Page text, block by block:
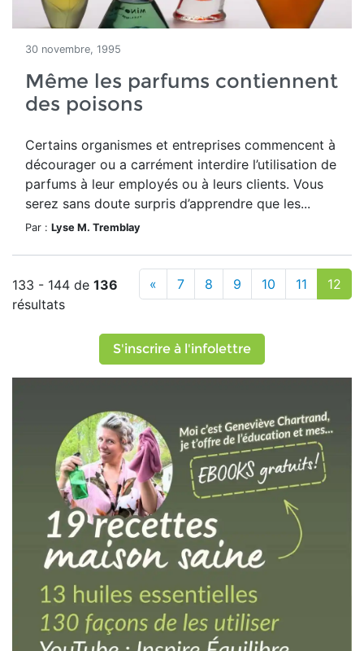
30 novembre, 1995
Même les parfums contiennent
des poisons
Certains organismes et entreprises commencent à
décourager ou a carrément interdire l’utilisation de
parfums à leur employés ou à leurs clients. Vous
serez sans doute surpris d’apprendre que les...
Par : Lyse M. Tremblay
133 - 144 de 136
résultats
« 7 8 9 10 11 12
S'inscrire à l'infolettre